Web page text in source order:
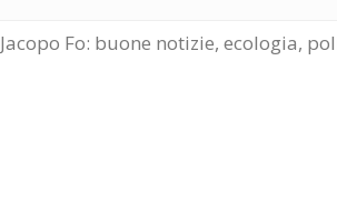
Jacopo Fo: buone notizie, ecologia,